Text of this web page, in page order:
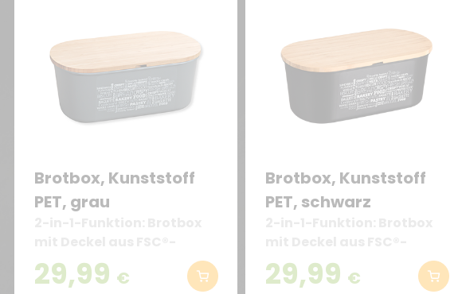
Brotbox, Kunststoff
PET, grau
zertifiziertem Holz –
praktischerweise auch als
29,99 €
Brotbox, Kunststoff
PET, schwarz
zertifiziertem Holz –
praktischerweise auch als
29,99 €